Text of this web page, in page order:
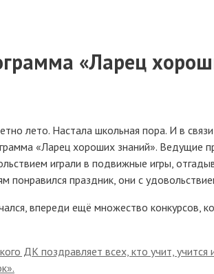
«Ларец
лето. Настала школьная пора. И в
«Ларец хороших знаний». Ведущие
играли в подвижные игры,
понравился праздник, они с
впереди ещё множество конкурсов,
ДК поздравляет всех, кто учит,